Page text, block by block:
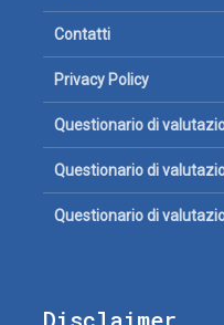
Contatti
Privacy Policy
Questionario di
Questionario di
Questionario di